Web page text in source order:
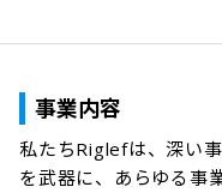
事業内容
私たちRiglefは、深い
を武器に、あらゆる事